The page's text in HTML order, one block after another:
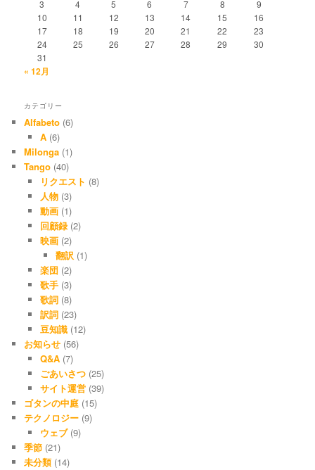
3 4 5 6 7 8
9
10
11 12 13 14 15
16
17
18 19 20 21 22
23
24
25 26 27 28 29
30
31
« 12月
カテゴリー
Alfabeto (6)
A(6)
Milonga (1)
Tango (40)
リクエスト (8)
人物(3)
動画(1)
回顧録(2)
映画(2)
翻訳 (1)
楽団(2)
歌手(3)
歌詞(8)
訳詞(23)
豆知識(12)
お知らせ (56)
Q&A(7)
ごあいさつ(25)
サイト運営(39)
ゴタンの中庭 (15)
テクノロジー (9)
ウェブ(9)
季節 (21)
未分類(14)